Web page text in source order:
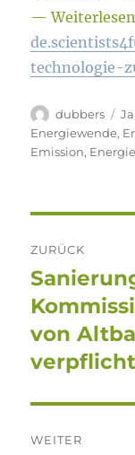
— Weiterlesen
technologie-
Autor
dubbers
Energiewende,
Emission,
ZURÜCK
Vorheriger
Beitrag:
von
WEITER